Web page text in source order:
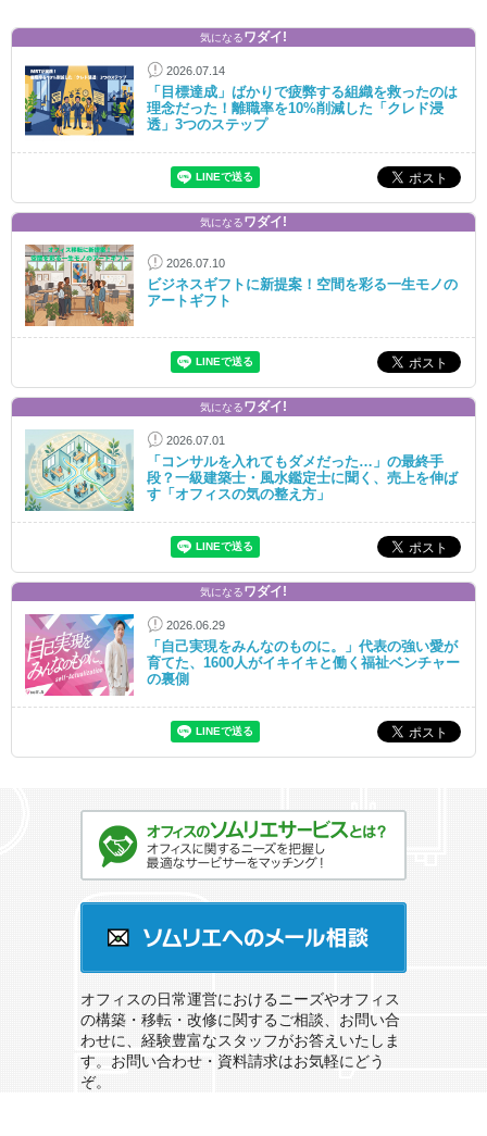
気になるワダイ!
2026.07.14
「目標達成」ばかりで疲弊する組織を救ったのは
理念だった！離職率を10%削減した「クレド浸
透」3つのステップ
気になるワダイ!
2026.07.10
ビジネスギフトに新提案！空間を彩る一生モノの
アートギフト
気になるワダイ!
2026.07.01
「コンサルを入れてもダメだった…」の最終手
段？一級建築士・風水鑑定士に聞く、売上を伸ば
す「オフィスの気の整え方」
気になるワダイ!
2026.06.29
「自己実現をみんなのものに。」代表の強い愛が
育てた、1600人がイキイキと働く福祉ベンチャー
の裏側
オフィスの日常運営におけるニーズやオフィス
の構築・移転・改修に関するご相談、お問い合
わせに、経験豊富なスタッフがお答えいたしま
す。お問い合わせ・資料請求はお気軽にどう
ぞ。